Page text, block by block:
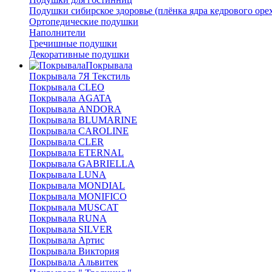
Подушки сибирское здоровье (плёнка ядра кедрового
Ортопедические подушки
Наполнители
Гречишные подушки
Декоративные подушки
Покрывала
Покрывала 7Я Текстиль
Покрывала CLEO
Покрывала AGATA
Покрывала ANDORA
Покрывала BLUMARINE
Покрывала CAROLINE
Покрывала CLER
Покрывала ETERNAL
Покрывала GABRIELLA
Покрывала LUNA
Покрывала MONDIAL
Покрывала MONIFICO
Покрывала MUSCAT
Покрывала RUNA
Покрывала SILVER
Покрывала Артис
Покрывала Виктория
Покрывала Альвитек